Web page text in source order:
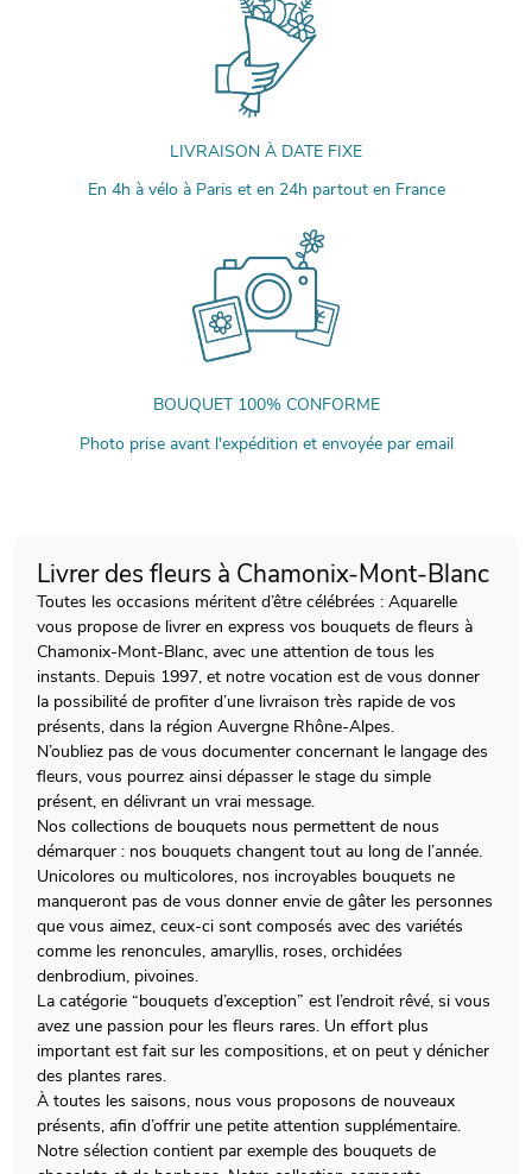
LIVRAISON À DATE FIXE
En 4h à vélo à Paris et en 24h partout en France
BOUQUET 100% CONFORME
Photo prise avant l'expédition et envoyée par email
Livrer des fleurs à Chamonix-Mont-Blanc
Toutes les occasions méritent d’être célébrées : Aquarelle
vous propose de livrer en express vos bouquets de fleurs à
Chamonix-Mont-Blanc, avec une attention de tous les
instants. Depuis 1997, et notre vocation est de vous donner
la possibilité de profiter d’une livraison très rapide de vos
présents, dans la région Auvergne Rhône-Alpes.
N’oubliez pas de vous documenter concernant le langage des
fleurs, vous pourrez ainsi dépasser le stage du simple
présent, en délivrant un vrai message.
Nos collections de bouquets nous permettent de nous
démarquer : nos bouquets changent tout au long de l’année.
Unicolores ou multicolores, nos incroyables bouquets ne
manqueront pas de vous donner envie de gâter les personnes
que vous aimez, ceux-ci sont composés avec des variétés
comme les renoncules, amaryllis, roses, orchidées
denbrodium, pivoines.
La catégorie “bouquets d’exception” est l’endroit rêvé, si vous
avez une passion pour les fleurs rares. Un effort plus
important est fait sur les compositions, et on peut y dénicher
des plantes rares.
À toutes les saisons, nous vous proposons de nouveaux
présents, afin d’offrir une petite attention supplémentaire.
Notre sélection contient par exemple des bouquets de